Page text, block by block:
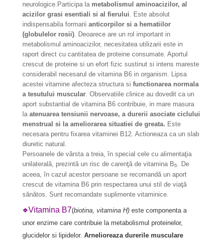
neurologice. Participa la metabolismul aminoacizilor, al
acizilor grasi esentiali si al fierului. Este absolut
indispensabila formarii anticorpilor si a hematiilor
(globulelor rosii). Deoarece are un rol important in
metabolismul aminoacizilor, necesitatea utilizarii este in
raport direct cu cantitatea de proteine consumate. Aportul
crescut de proteine si un efort fizic sustinut si intens mareste
considerabil necesarul de vitamina B6 in organism. Lipsa
acestei vitamine afecteza structura si functionarea normala
a tesutului muscular. Observatiile clinice au dovedit ca un
aport substantial de vitamina B6 contribuie, in mare masura
la atenuarea tensiunii nervoase, a durerii asociate ciclului
menstrual si la ameliorarea situatiei de greata. Este
necesara pentru fixarea vitaminei B12. Actioneaza ca un slab
diuretic natural.
Persoanele de vârsta a treia, în special cele cu alimentaţia
unilaterală, prezintă un risc de carenţă de vitamina B6. De
aceea, în cazul acestor persoane se recomandă un aport
crescut de vitamina B6 prin respectarea unui stil de viaţă
sănătos. Sunt recomandate suplimente vitaminice.
❖Vitamina B7(biotina, vitamina H) este componenta a
unor enzime care contribuie la metabolismul proteinelor,
glucidelor si lipidelor. Arnelioreaza durerile musculare